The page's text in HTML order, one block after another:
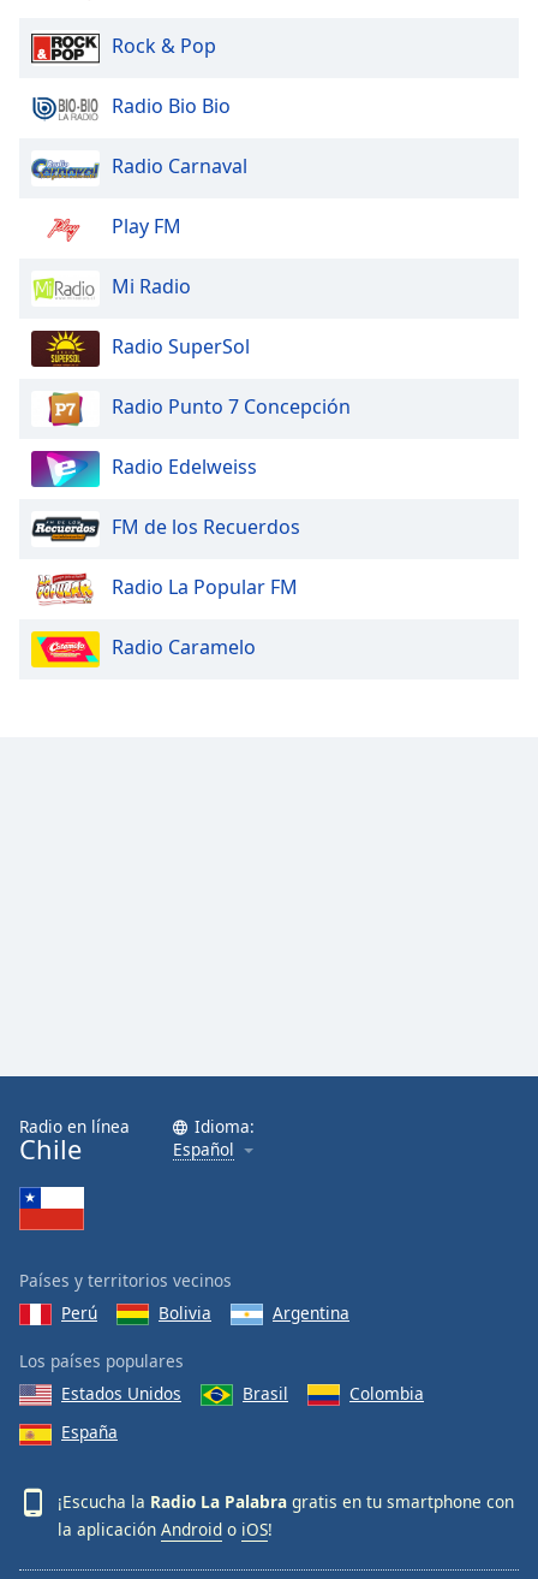
Rock & Pop
Radio Bio Bio
Radio Carnaval
Play FM
Mi Radio
Radio SuperSol
Radio Punto 7 Concepción
Radio Edelweiss
FM de los Recuerdos
Radio La Popular FM
Radio Caramelo
Radio en línea
Chile
Idioma:
Español
Países y territorios vecinos
Perú
Bolivia Argentina
Los países populares
Estados Unidos
Brasil
Colombia
España
¡Escucha la Radio La Palabra gratis en tu smartphone con
la aplicación Android o iOS!